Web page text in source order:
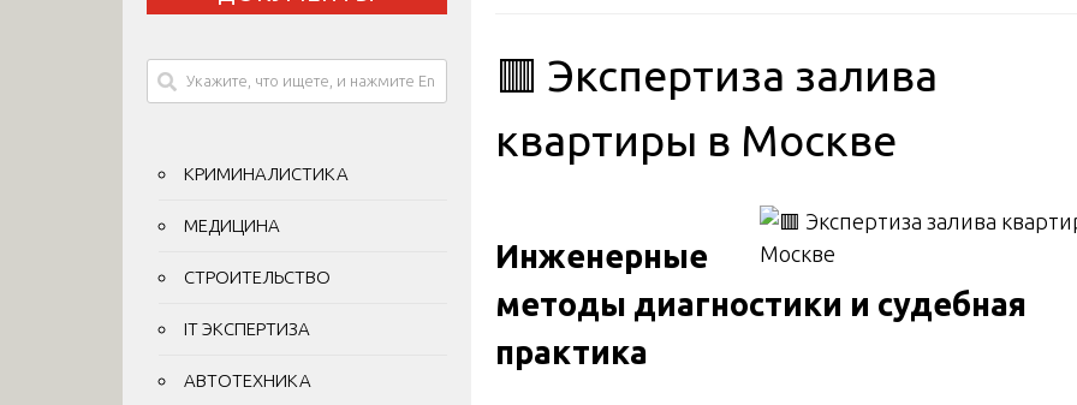
🟥 Экспертиза залива
квартиры в Москве
Инженерные
методы диагностики и судебная
практика
КРИМИНАЛИСТИКА
МЕДИЦИНА
СТРОИТЕЛЬСТВО
IT ЭКСПЕРТИЗА
АВТОТЕХНИКА